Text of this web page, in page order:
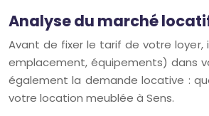
Analyse du marché
Avant de fixer le tarif de votre loyer,
emplacement, équipements) dans
également la demande locative :
votre location meublée à Sens.